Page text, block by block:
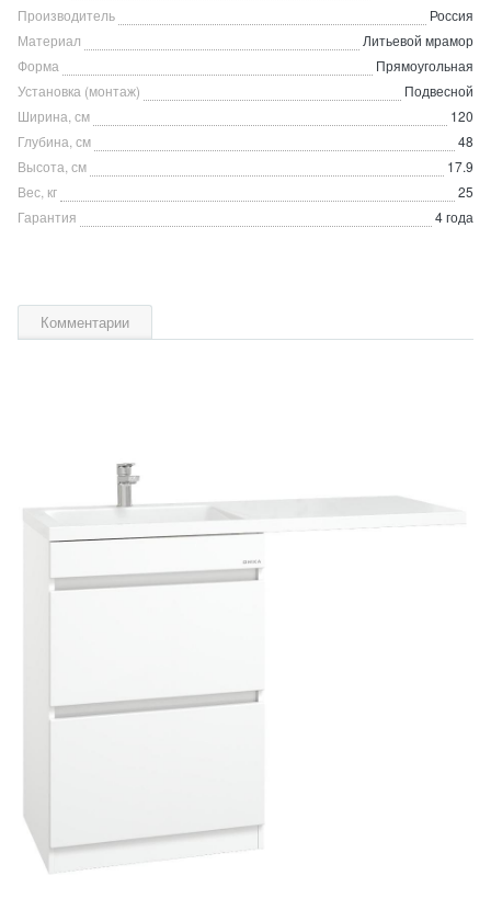
Производитель
Россия
Материал
Литьевой мрамор
Форма
Прямоугольная
Установка (монтаж)
Подвесной
Ширина, см
120
Глубина, см
48
Высота, см
17.9
Вес, кг
25
Гарантия
4 года
Комментарии